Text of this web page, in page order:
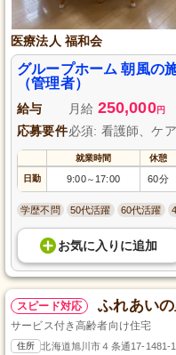
医療法人 福和会
グループホーム 朝風の
（管理者）
給与 月給 250,000円
応募要件必須: 看護師、ケ
就業時間 休憩
日勤 9:00～ 17:00 60分
学歴不問 50代活躍 60代活躍
お気に入り に追加
スピード対応 ふれあい
サービス付き高齢者向け住宅
住所 北海道旭川市４条通17-1481-1